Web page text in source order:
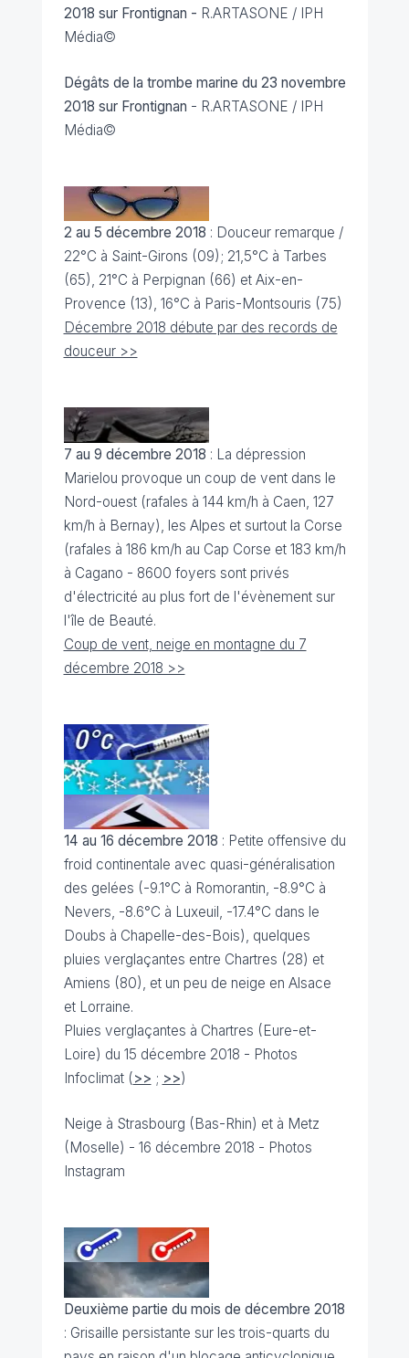
2018 sur Frontignan - R.ARTASONE / IPH
Média©
Dégâts de la trombe marine du 23 novembre
2018 sur Frontignan - R.ARTASONE / IPH
Média©
2 au 5 décembre 2018 : Douceur remarque /
22°C à Saint-Girons (09); 21,5°C à Tarbes
(65), 21°C à Perpignan (66) et Aix-en-
Provence (13), 16°C à Paris-Montsouris (75)
Décembre 2018 débute par des records de
douceur >>
7 au 9 décembre 2018 : La dépression
Marielou provoque un coup de vent dans le
Nord-ouest (rafales à 144 km/h à Caen, 127
km/h à Bernay), les Alpes et surtout la Corse
(rafales à 186 km/h au Cap Corse et 183 km/h
à Cagano - 8600 foyers sont privés
d'électricité au plus fort de l'évènement sur
l'île de Beauté.
Coup de vent, neige en montagne du 7
décembre 2018 >>
14 au 16 décembre 2018 : Petite offensive du
froid continentale avec quasi-généralisation
des gelées (-9.1°C à Romorantin, -8.9°C à
Nevers, -8.6°C à Luxeuil, -17.4°C dans le
Doubs à Chapelle-des-Bois), quelques
pluies verglaçantes entre Chartres (28) et
Amiens (80), et un peu de neige en Alsace
et Lorraine.
Pluies verglaçantes à Chartres (Eure-et-
Loire) du 15 décembre 2018 - Photos
Infoclimat (>> ; >>)
Neige à Strasbourg (Bas-Rhin) et à Metz
(Moselle) - 16 décembre 2018 - Photos
Instagram
Deuxième partie du mois de décembre 2018
: Grisaille persistante sur les trois-quarts du